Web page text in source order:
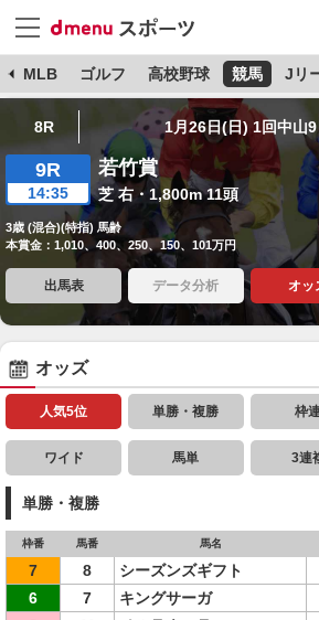
MLB ゴルフ 高校野球 競馬 Jリ
8R 1月26日(日) 1回中山
9R
14:35
若竹賞
芝 右・1,800m 11頭
3歳 (混合)(特指) 馬齢
本賞金：1,010、400、250、150、101万円
出馬表 データ分析 オッ
オッズ
人気5位 単勝・複勝 枠
ワイド 馬単 3連
単勝・複勝
枠番 馬番 馬名
7 8 シーズンズギフト
6
7 キングサーガ